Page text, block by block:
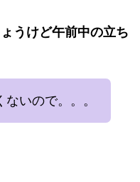
うけど午前中の立ち
いので。。。